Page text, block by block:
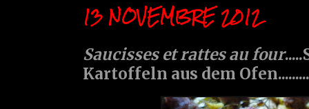
13 NOVEMBRE 2012
Saucisses et rattes au four
Kartoffeln aus dem Ofen.........